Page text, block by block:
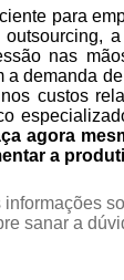
para
nas
demanda
custos
agora
a
sanar a